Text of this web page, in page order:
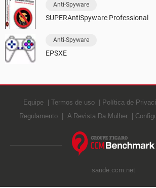
Anti-Spyware
SUPERAntiSpyware Professional
Anti-Spyware
EPSXE
Equipe Termos de uso Política de
Regulamento
A Revista Da Mulher
saude.ccm.net